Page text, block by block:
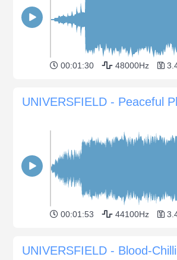
00:01:30 48000Hz
UNIVERSFIELD - Peaceful
00:01:53 44100Hz